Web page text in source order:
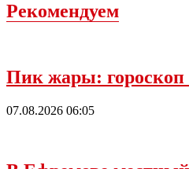
Рекомендуем
Пик жары: гороскоп
07.08.2026 06:05